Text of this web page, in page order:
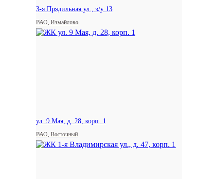
3-я Прядильная ул., з/у 13
ВАО, Измайлово
ул. 9 Мая, д. 28, корп. 1
ВАО, Восточный